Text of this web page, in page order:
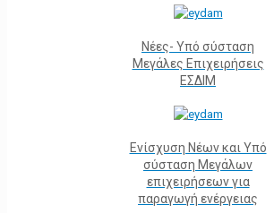
Νέες- Υπό σύσταση
Μεγάλες Επιχειρήσεις
ΕΣΔΙΜ
Ενίσχυση Νέων και Υπό
σύσταση Μεγάλων
επιχειρήσεων για
παραγωγή ενέργειας